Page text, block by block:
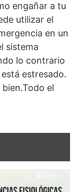
engañar a tu
utilizar el
en un
sistema
lo contrario
estresado.
el